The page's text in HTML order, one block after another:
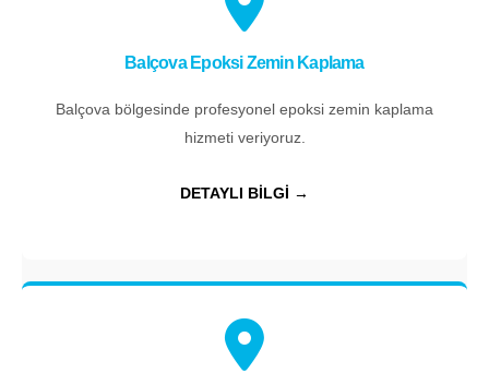
Balçova Epoksi Zemin Kaplama
Balçova bölgesinde profesyonel epoksi zemin kaplama
hizmeti veriyoruz.
DETAYLI BİLGİ →